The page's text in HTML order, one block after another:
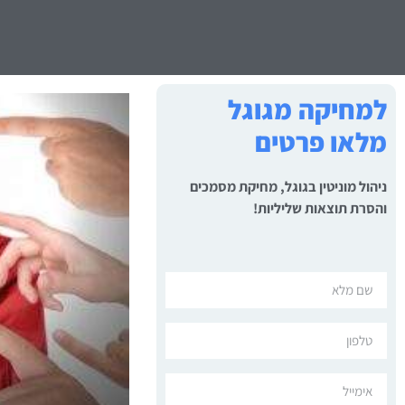
למחיקה מגוגל
מלאו פרטים
ניהול מוניטין בגוגל, מחיקת מסמכים
והסרת תוצאות שליליות!